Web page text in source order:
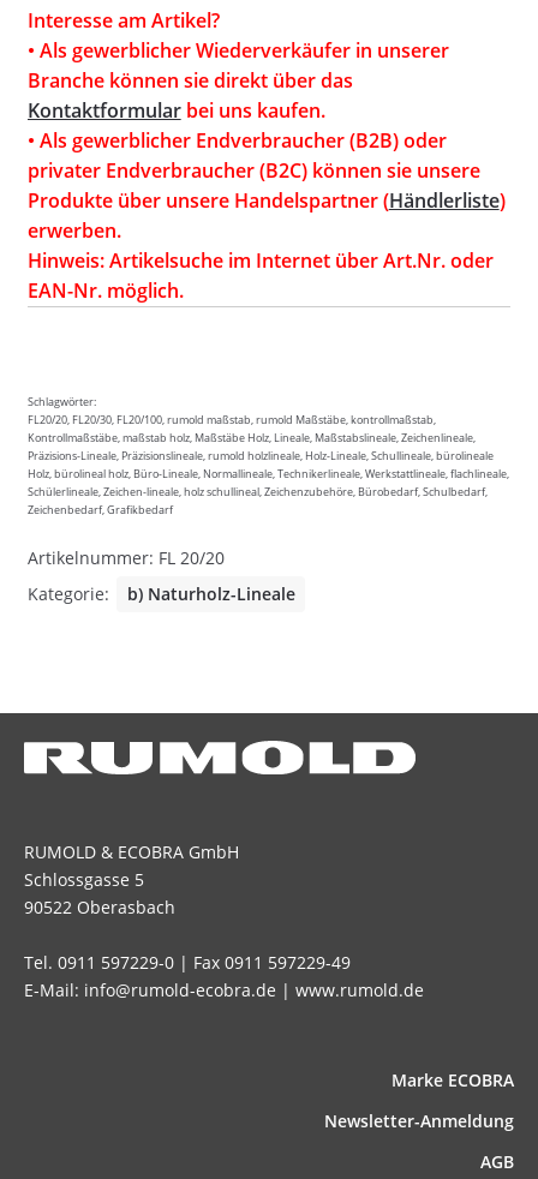
Interesse am Artikel?
• Als gewerblicher Wiederverkäufer in unserer
Branche können sie direkt über das
Kontaktformularbei uns kaufen.
• Als gewerblicher Endverbraucher (B2B) oder
privater Endverbraucher (B2C) können sie unsere
Produkte über unsere Handelspartner (Händlerliste)
erwerben.
Hinweis: Artikelsuche im Internet über Art.Nr. oder
EAN-Nr. möglich.
Schlagwörter:
FL20/20, FL20/30, FL20/100, rumold maßstab, rumold Maßstäbe, kontrollmaßstab,
Kontrollmaßstäbe, maßstab holz, Maßstäbe Holz, Lineale, Maßstabslineale, Zeichenlineale,
Präzisions-Lineale, Präzisionslineale, rumold holzlineale, Holz-Lineale, Schullineale, bürolineale
Holz, bürolineal holz, Büro-Lineale, Normallineale, Technikerlineale, Werkstattlineale, flachlineale,
Schülerlineale, Zeichen-lineale, holz schullineal, Zeichenzubehöre, Bürobedarf, Schulbedarf,
Zeichenbedarf, Grafikbedarf
Artikelnummer: FL 20/20
Kategorie:
b) Naturholz-Lineale
RUMOLD & ECOBRA GmbH
Schlossgasse 5
90522 Oberasbach
Tel. 0911 597229-0 | Fax 0911 597229-49
E-Mail: info@rumold-ecobra.de | www.rumold.de
Marke ECOBRA
News­letter-Anmeldung
AGB